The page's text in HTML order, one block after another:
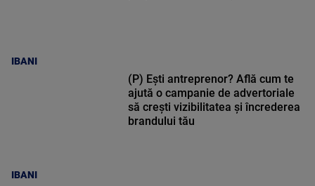
IBANI
IBANI
(P) Ești antreprenor? Află cum te
ajută o campanie de advertoriale
să crești vizibilitatea și încrederea
brandului tău